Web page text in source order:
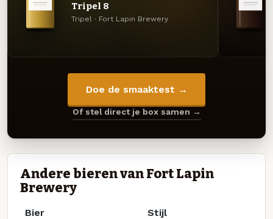
Tripel 8
Tripel · Fort Lapin Brewery
Doe de smaaktest →
Of stel direct je box samen →
Andere bieren van Fort Lapin
Brewery
Bier Stijl